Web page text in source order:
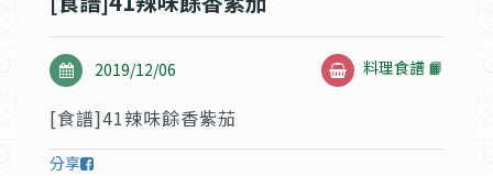
2019/12/06 料理食譜 📙
[食譜]41辣味餘香紫茄
分享